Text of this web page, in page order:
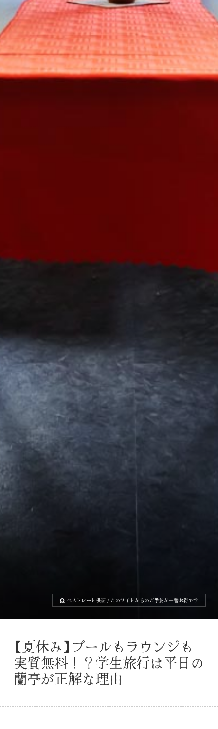
ベストレート保証 / このサイトからのご予約が一番お得です
【夏休み】プールもラウンジも
実質無料！？学生旅行は平日の
蘭亭が正解な理由